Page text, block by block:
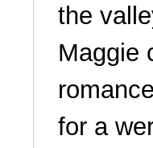
the
Maggie
for a